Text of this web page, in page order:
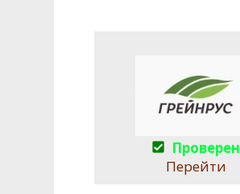
Проверен
Перейти